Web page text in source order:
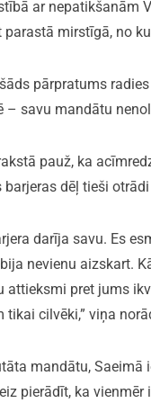
ar nepatikšanām
parastā mirstīgā, no
pārpratums
– savu mandātu
pauž, ka
barjeras dēļ tieši
darīja savu. Es
nevienu aizskart.
attieksmi pret jums
tikai cilvēki,” viņa
mandātu,
pierādīt, ka